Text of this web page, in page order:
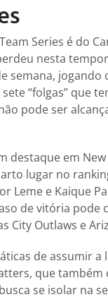
Series é do
nesta
semana, jogando
“folgas” que
pode ser
destaque em
lugar no
Leme e Kaique
de vitória pode
City Outlaws e
de assumir
que
se isolar na